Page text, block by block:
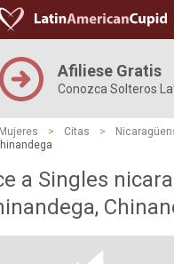
Afiliese Gratis
Conozca Solteros
Mujeres > Citas >
a Singles